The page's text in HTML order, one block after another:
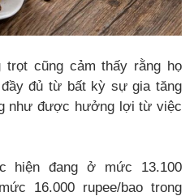
trọt cũng cảm thấy rằng họ
đủ từ bất kỳ sự gia tăng
như được hưởng lợi từ việc
hiện đang ở mức 13.100
16.000 rupee/bao trong